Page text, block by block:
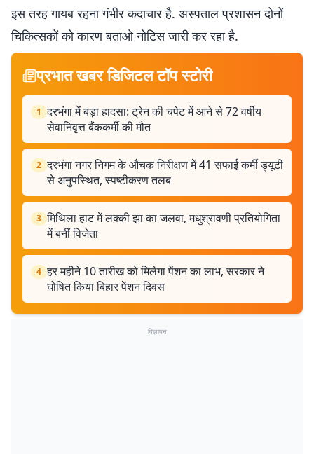
इस तरह गायब रहना गंभीर कदाचार है. अस्पताल प्रशासन दोनों
चिकित्सकों को कारण बताओ नोटिस जारी कर रहा है.
प्रभात खबर डिजिटल टॉप स्टोरी
1 दरभंगा में बड़ा हादसा: ट्रेन की चपेट में आने से 72 वर्षीय
सेवानिवृत्त बैंककर्मी की मौत
2 दरभंगा नगर निगम के औचक निरीक्षण में 41 सफाई कर्मी ड्यूटी
से अनुपस्थित, स्पष्टीकरण तलब
3 मिथिला हाट में लक्की झा का जलवा, मधुश्रावणी प्रतियोगिता
में बनीं विजेता
4 हर महीने 10 तारीख को मिलेगा पेंशन का लाभ, सरकार ने
घोषित किया बिहार पेंशन दिवस
विज्ञापन